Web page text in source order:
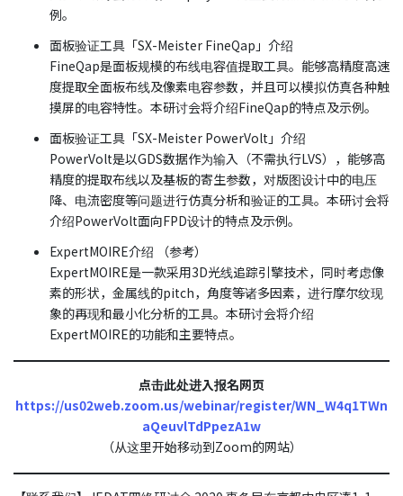
例。
面板验证工具「SX-Meister FineQap」介绍
FineQap是面板规模的布线电容值提取工具。能够高精度高速
度提取全面板布线及像素电容参数，并且可以模拟仿真各种触
摸屏的电容特性。本研讨会将介绍FineQap的特点及示例。
面板验证工具「SX-Meister PowerVolt」介绍
PowerVolt是以GDS数据作为输入（不需执行LVS），能够高
精度的提取布线以及基板的寄生参数，对版图设计中的电压
降、电流密度等问题进行仿真分析和验证的工具。本研讨会将
介绍PowerVolt面向FPD设计的特点及示例。
ExpertMOIRE介绍 （参考）
ExpertMOIRE是一款采用3D光线追踪引擎技术，同时考虑像
素的形状，金属线的pitch，角度等诸多因素，进行摩尔纹现
象的再现和最小化分析的工具。本研讨会将介绍
ExpertMOIRE的功能和主要特点。
点击此处进入报名网页
https://us02web.zoom.us/webinar/register/WN_W4q1TWn
aQeuvlTdPpezA1w
（从这里开始移动到Zoom的网站）